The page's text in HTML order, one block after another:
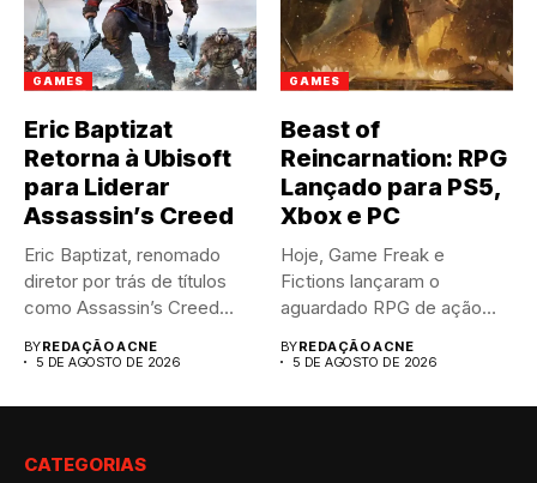
GAMES
Eric Baptizat
Retorna à Ubisoft
para Liderar
Assassin’s Creed
Eric Baptizat, renomado
diretor por trás de títulos
como Assassin’s Creed
BYREDAÇÃO ACNE
5 DE AGOSTO DE 2026
GAMES
Beast of
Reincarnation: RPG
Lançado para PS5,
Xbox e PC
Hoje, Game Freak e
Fictions lançaram o
aguardado RPG de ação
BYREDAÇÃO ACNE
5 DE AGOSTO DE 2026
CATEGORIAS